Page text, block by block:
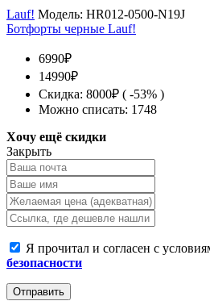
Lauf! Модель: HR012-0500-N19J
Ботфорты черные Lauf!
6990₽
14990₽
Скидка: 8000₽ ( -53% )
Можно списать: 1748
Хочу ещё скидки
Закрыть
Я прочитал и согласен с
безопасности
Отправить